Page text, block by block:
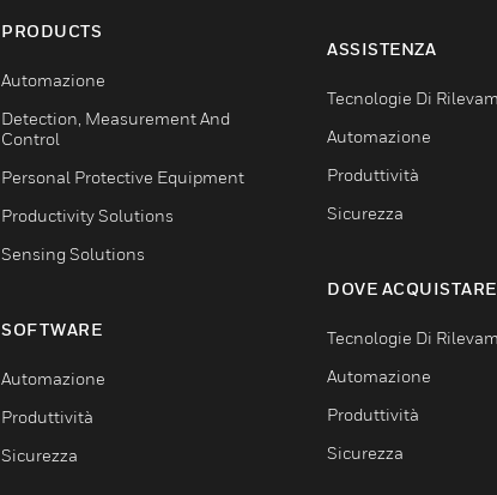
PRODUCTS
Automazione
Detection, Measurement And
Control
Personal Protective Equipment
Productivity Solutions
Sensing Solutions
SOFTWARE
Automazione
Produttività
Sicurezza
ASSISTENZA
Tecnologie Di
Automazione
Produttività
Sicurezza
DOVE ACQUISTARE
Tecnologie Di
Automazione
Produttività
Sicurezza